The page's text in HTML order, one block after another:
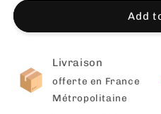
Add
Livraison
offerte en France
Métropolitaine